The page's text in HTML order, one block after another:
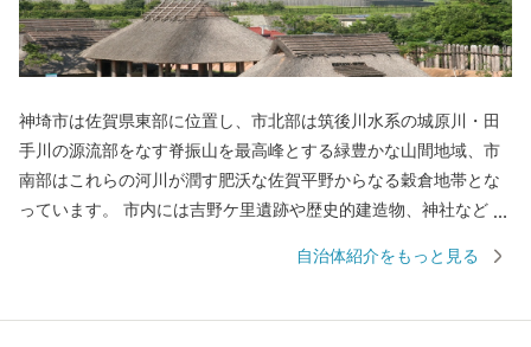
神埼市は佐賀県東部に位置し、市北部は筑後川水系の城原川・田
手川の源流部をなす脊振山を最高峰とする緑豊かな山間地域、市
南部はこれらの河川が潤す肥沃な佐賀平野からなる穀倉地帯とな
っています。 市内には吉野ケ里遺跡や歴史的建造物、神社などの
継承され、地域文化として形成されています。
自治体紹介をもっと見る